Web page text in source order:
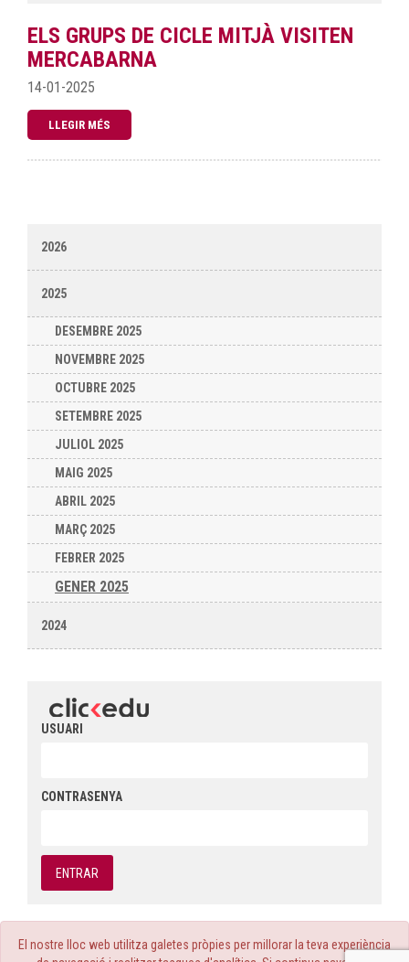
ELS GRUPS DE CICLE MITJÀ VISITEN
MERCABARNA
14-01-2025
LLEGIR MÉS
2026
2025
DESEMBRE 2025
NOVEMBRE 2025
OCTUBRE 2025
SETEMBRE 2025
JULIOL 2025
MAIG 2025
ABRIL 2025
MARÇ 2025
FEBRER 2025
GENER 2025
2024
USUARI
CONTRASENYA
El nostre lloc web utilitza galetes pròpies per millorar la teva experiència